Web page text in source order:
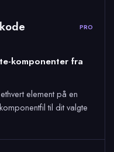
PRO
komponenter fra
element på en
til dit valgte